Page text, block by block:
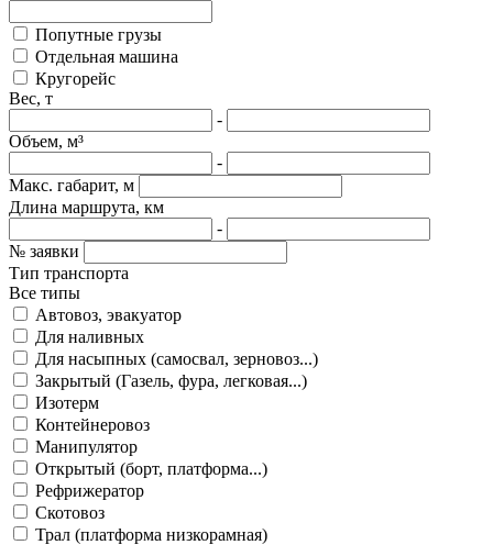
Попутные грузы
Отдельная машина
Кругорейс
Вес, т
-
Объем, м³
-
Макс. габарит, м
Длина маршрута, км
-
№ заявки
Тип транспорта
Все типы
Автовоз, эвакуатор
Для наливных
Для насыпных (самосвал, зерновоз...)
Закрытый (Газель, фура, легковая...)
Изотерм
Контейнеровоз
Манипулятор
Открытый (борт, платформа...)
Рефрижератор
Скотовоз
Трал (платформа низкорамная)